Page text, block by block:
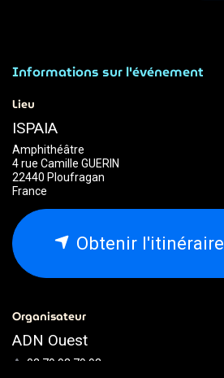
Informations sur l'événement
Lieu
ISPAIA
Amphithéâtre
4 rue Camille GUERIN
22440 Ploufragan
France
Obtenir l'itinéraire
Organisateur
ADN Ouest
02.79.93.79.93